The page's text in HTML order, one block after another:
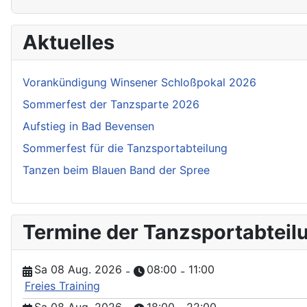
Aktuelles
Vorankündigung Winsener Schloßpokal 2026
Sommerfest der Tanzsparte 2026
Aufstieg in Bad Bevensen
Sommerfest für die Tanzsportabteilung
Tanzen beim Blauen Band der Spree
Termine der
Sa 08 Aug. 2026 - 08:00 - 11:00
Freies Training